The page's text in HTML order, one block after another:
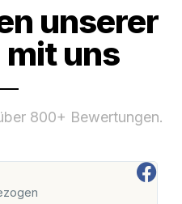
unserer
mit uns
800+ Bewertungen.